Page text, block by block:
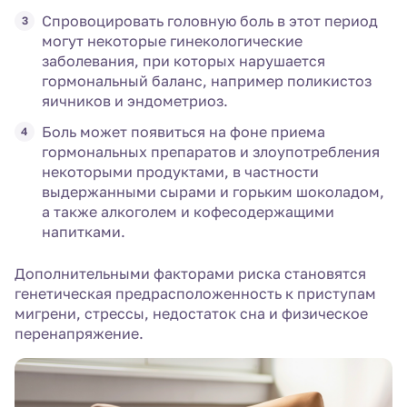
Спровоцировать головную боль в этот период
могут некоторые гинекологические
заболевания, при которых нарушается
гормональный баланс, например поликистоз
яичников и эндометриоз.
Боль может появиться на фоне приема
гормональных препаратов и злоупотребления
некоторыми продуктами, в частности
выдержанными сырами и горьким шоколадом,
а также алкоголем и кофесодержащими
напитками.
Дополнительными факторами риска становятся
генетическая предрасположенность к приступам
мигрени, стрессы, недостаток сна и физическое
перенапряжение.